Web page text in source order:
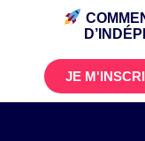
JE